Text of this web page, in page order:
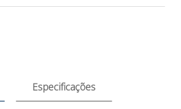
Especificações